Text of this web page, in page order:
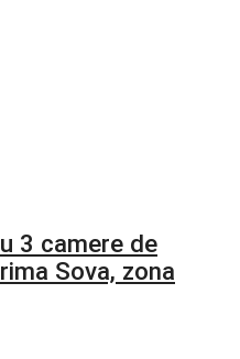
3 camere de
Sova, zona